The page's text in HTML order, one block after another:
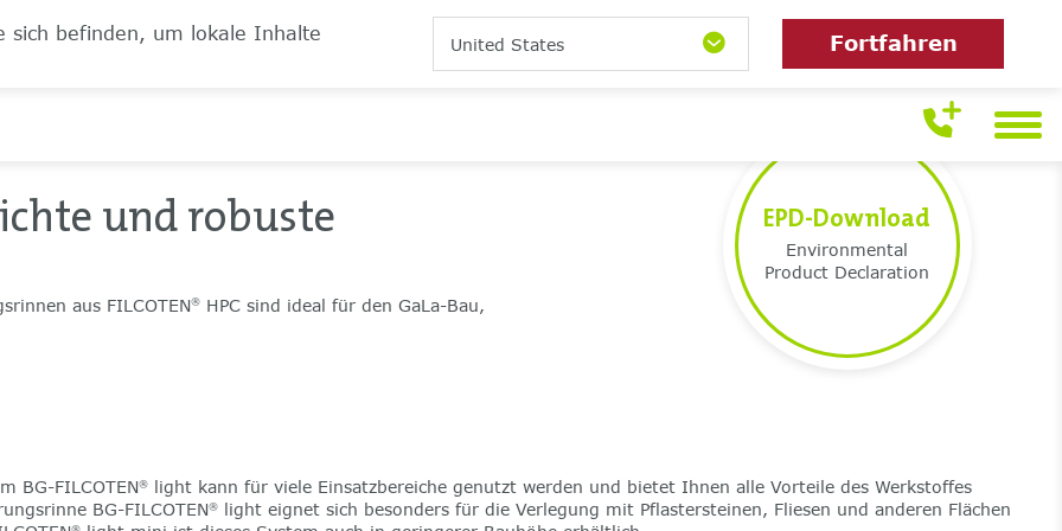
sich befinden, um lokale Inhalte United States Fortfahren
und robuste
aus FILCOTEN®HPC sind ideal für den GaLa-Bau,
EPD-Download
Environmental
Product Declaration
BG-FILCOTEN®light kann für viele Einsatzbereiche genutzt werden und bietet Ihnen alle Vorteile des Werkstoffes
BG-FILCOTEN®light eignet sich besonders für die Verlegung mit Pflastersteinen, Fliesen und anderen Flächen